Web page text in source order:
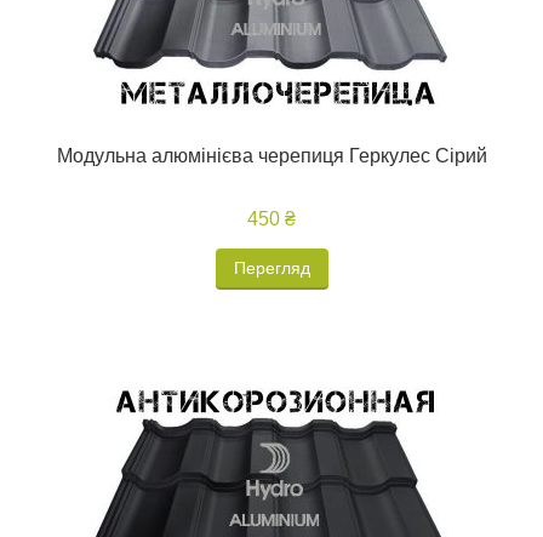
Модульна алюмінієва черепиця Геркулес Сірий
450 ₴
Перегляд